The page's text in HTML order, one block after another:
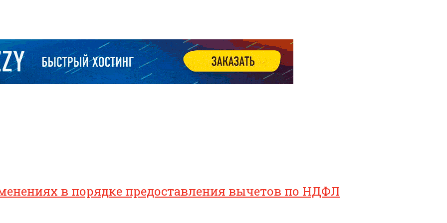
в порядке предоставления вычетов по НДФЛ